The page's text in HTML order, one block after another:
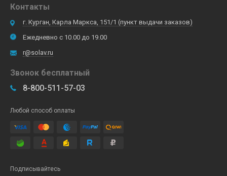
Контакты
г. Курган, Карла Маркса, 151/1 (пункт выдачи заказов)
Ежедневно с 10.00 до 19.00
r@solav.ru
Звонок бесплатный
8-800-511-57-03
Любой способ оплаты
Подписывайтесь